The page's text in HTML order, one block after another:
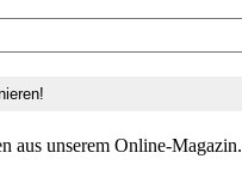
unserem Online-